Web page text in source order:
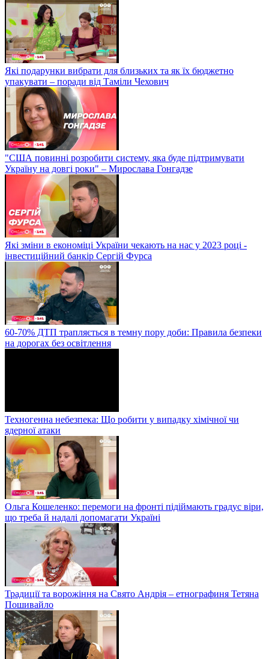
Які подарунки вибрати для близьких та як їх бюджетно
упакувати – поради від Таміли Чехович
"США повинні розробити систему, яка буде підтримувати
Україну на довгі роки" – Мирослава Гонгадзе
Які зміни в економіці України чекають на нас у 2023 році -
інвестиційний банкір Сергій Фурса
60-70% ДТП трапляється в темну пору доби: Правила безпеки
на дорогах без освітлення
Техногенна небезпека: Що робити у випадку хімічної чи
ядерної атаки
Ольга Кошеленко: перемоги на фронті підіймають градус віри,
що треба й надалі допомагати Україні
Традиції та ворожіння на Свято Андрія – етнографиня Тетяна
Пошивайло